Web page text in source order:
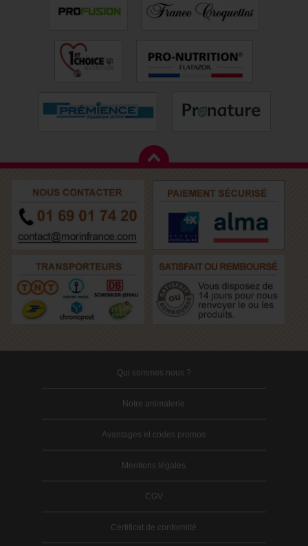
Qui sommes nous ?
Notre animalerie
Avantages et codes promos
Mentions légales
CGV
Certificat de conformité